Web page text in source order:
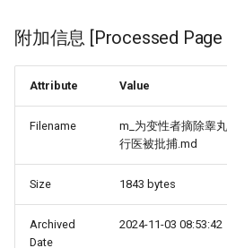
附加信息 [Processed Page
Attribute Value
Filename
m_为变性者摘除睾
行医被批捕.md
Size 1843 bytes
Archived
Date
2024-11-03 08:53:42